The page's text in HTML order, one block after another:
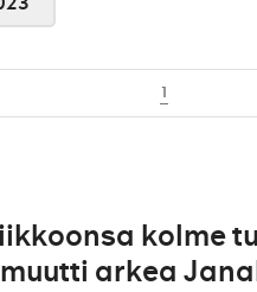
1
kolme
arkea